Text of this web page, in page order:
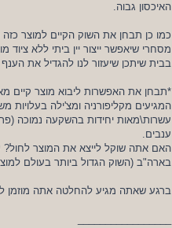
האיכסון גבוה.
כמו כן תבחן את השוק הקיים למוצר
מסחרי שיאפשר ייצור יין ביתי ללא
בבית שיתכן שיעזור לנו להגדיל את
עשרות\מאות יחידות בהשקעה נמוכה
ענבים.
האם אתה שוקל לייצא את המוצר לחול?
בארה"ב (השוק הגדול ביותר בעולם
ברגע שאתה מגיע להחלטה אתה מוזמן